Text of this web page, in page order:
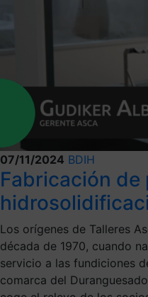
07/11/2024 BDIH
Fabricación de
Los orígenes de Talleres
década de 1970, cuando
servicio a las fundiciones
comarca del